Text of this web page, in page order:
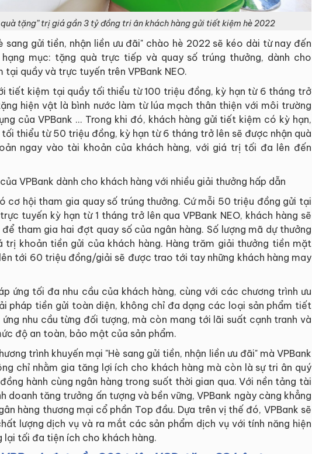
quà tặng” trị giá gần 3 tỷ đồng tri ân khách hàng gửi tiết kiệm hè 2022
sang gửi tiền, nhận liền ưu đãi" chào hè 2022 sẽ kéo dài từ nay đến
mục: tặng quà trực tiếp và quay số trúng thưởng, dành cho
quầy và trực tuyến trên VPBank NEO.
tiết kiệm tại quầy tối thiểu từ 100 triệu đồng, kỳ hạn từ 6 tháng trở
hiện vật là bình nước làm từ lúa mạch thân thiện với môi trường
của VPBank ... Trong khi đó, khách hàng gửi tiết kiệm có kỳ hạn,
tối thiểu từ 50 triệu đồng, kỳ hạn từ 6 tháng trở lên sẽ được nhận quà
ngay vào tài khoản của khách hàng, với giá trị tối đa lên đến
VPBank dành cho khách hàng với nhiều giải thưởng hấp dẫn
cơ hội tham gia quay số trúng thưởng. Cứ mỗi 50 triệu đồng gửi tại
tuyến kỳ hạn từ 1 tháng trở lên qua VPBank NEO, khách hàng sẽ
tham gia hai đợt quay số của ngân hàng. Số lượng mã dự thưởng
trị khoản tiền gửi của khách hàng. Hàng trăm giải thưởng tiền mặt
tới 60 triệu đồng/giải sẽ được trao tới tay những khách hàng may
ứng tối đa nhu cầu của khách hàng, cùng với các chương trình ưu
pháp tiền gửi toàn diện, không chỉ đa dạng các loại sản phẩm tiết
ứng nhu cầu từng đối tượng, mà còn mang tới lãi suất cạnh tranh và
độ an toàn, bảo mật của sản phẩm.
trình khuyến mại "Hè sang gửi tiền, nhận liền ưu đãi" mà VPBank
chỉ nhằm gia tăng lợi ích cho khách hàng mà còn là sự tri ân quý
hành cùng ngân hàng trong suốt thời gian qua. Với nền tảng tài
doanh tăng trưởng ấn tượng và bền vững, VPBank ngày càng khẳng
hàng thương mại cổ phần Top đầu. Dựa trên vị thế đó, VPBank sẽ
lượng dịch vụ và ra mắt các sản phẩm dịch vụ với tính năng hiện
tối đa tiện ích cho khách hàng.